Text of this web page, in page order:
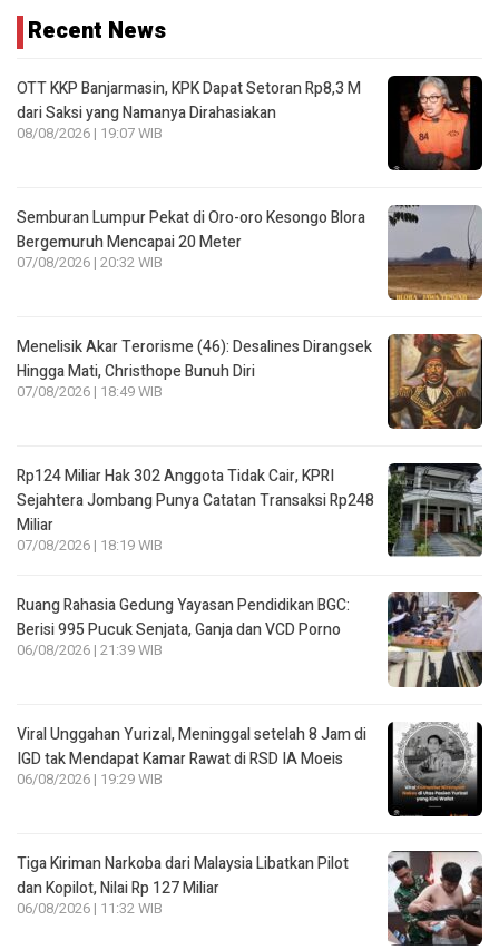
Recent News
OTT KKP Banjarmasin, KPK Dapat Setoran Rp8,3 M
dari Saksi yang Namanya Dirahasiakan
08/08/2026 | 19:07 WIB
Semburan Lumpur Pekat di Oro-oro Kesongo Blora
Bergemuruh Mencapai 20 Meter
07/08/2026 | 20:32 WIB
Menelisik Akar Terorisme (46): Desalines Dirangsek
Hingga Mati, Christhope Bunuh Diri
07/08/2026 | 18:49 WIB
Rp124 Miliar Hak 302 Anggota Tidak Cair, KPRI
Sejahtera Jombang Punya Catatan Transaksi Rp248
Miliar
07/08/2026 | 18:19 WIB
Ruang Rahasia Gedung Yayasan Pendidikan BGC:
Berisi 995 Pucuk Senjata, Ganja dan VCD Porno
06/08/2026 | 21:39 WIB
Viral Unggahan Yurizal, Meninggal setelah 8 Jam di
IGD tak Mendapat Kamar Rawat di RSD IA Moeis
06/08/2026 | 19:29 WIB
Tiga Kiriman Narkoba dari Malaysia Libatkan Pilot
dan Kopilot, Nilai Rp 127 Miliar
06/08/2026 | 11:32 WIB